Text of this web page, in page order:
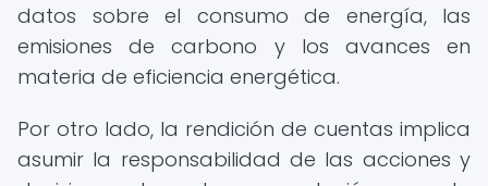
datos sobre el consumo de energía, las
emisiones de carbono y los avances en
materia de eficiencia energética.
Por otro lado, la rendición de cuentas implica
asumir la responsabilidad de las acciones y